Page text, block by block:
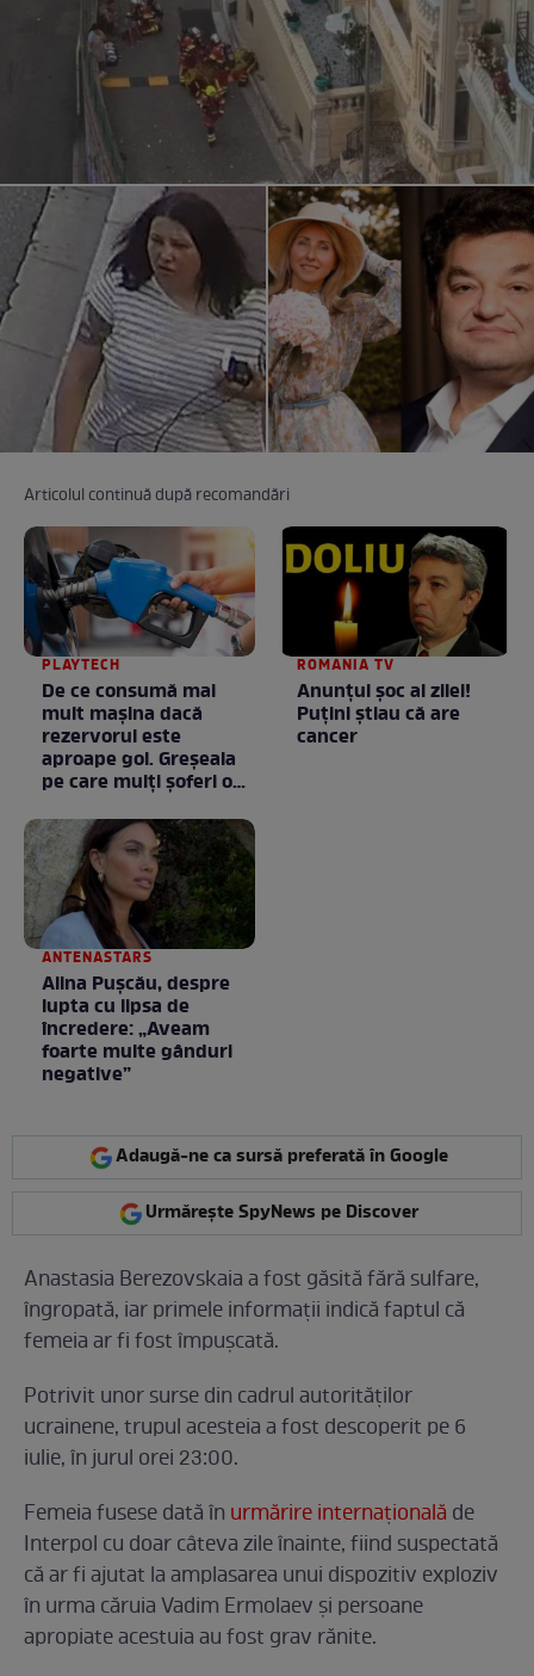
Articolul continuă după recomandări
PLAYTECH
De ce consumă mai
mult mașina dacă
rezervorul este
aproape gol. Greșeala
pe care mulți șoferi o
ROMANIA TV
Anunţul şoc al zilei!
Puţini ştiau că are
cancer
ANTENASTARS
Alina Pușcău, despre
lupta cu lipsa de
încredere: „Aveam
foarte multe gânduri
negative”
Adaugă-ne ca sursă preferată în Google
Urmărește SpyNews pe Discover
Anastasia Berezovskaia a fost găsită fără sulfare,
îngropată, iar primele informații indică faptul că
femeia ar fi fost împușcată.
Potrivit unor surse din cadrul autorităților
ucrainene, trupul acesteia a fost descoperit pe 6
iulie, în jurul orei 23:00.
Femeia fusese dată în urmărire internațională de
Interpol cu doar câteva zile înainte, fiind suspectată
că ar fi ajutat la amplasarea unui dispozitiv exploziv
în urma căruia Vadim Ermolaev și persoane
apropiate acestuia au fost grav rănite.